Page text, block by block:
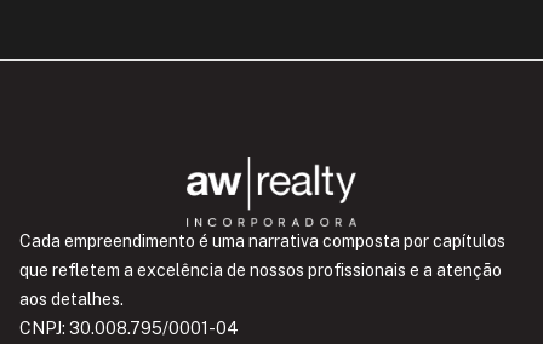
Cada empreendimento é uma narrativa composta por capítulos
que refletem a excelência de nossos profissionais e a atenção
aos detalhes.
CNPJ: 30.008.795/0001-04